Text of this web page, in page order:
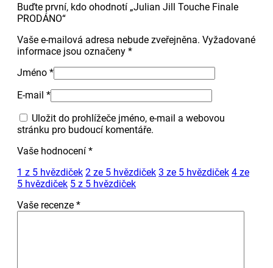
Buďte první, kdo ohodnotí „Julian Jill Touche Finale
PRODÁNO“
Vaše e-mailová adresa nebude zveřejněna. Vyžadované
informace jsou označeny *
Jméno *
E-mail *
Uložit do prohlížeče jméno, e-mail a webovou
stránku pro budoucí komentáře.
Vaše hodnocení *
1 z 5 hvězdiček 2 ze 5 hvězdiček 3 ze 5 hvězdiček 4 ze
5 hvězdiček 5 z 5 hvězdiček
Vaše recenze *